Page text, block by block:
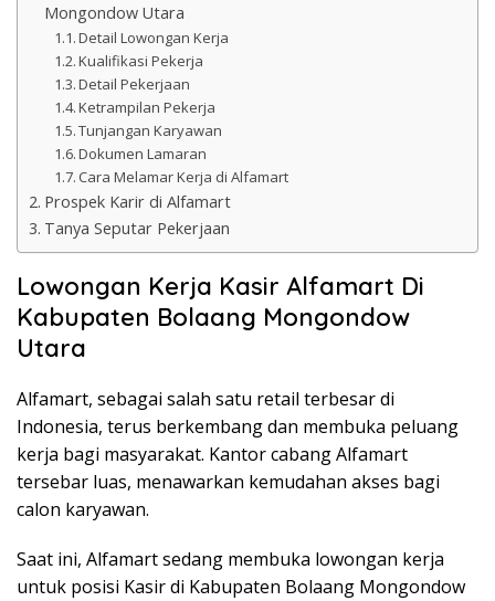
Mongondow Utara
Detail Lowongan Kerja
Kualifikasi Pekerja
Detail Pekerjaan
Ketrampilan Pekerja
Tunjangan Karyawan
Dokumen Lamaran
Cara Melamar Kerja di Alfamart
Prospek Karir di Alfamart
Tanya Seputar Pekerjaan
Lowongan Kerja Kasir Alfamart Di
Kabupaten Bolaang Mongondow
Utara
Alfamart, sebagai salah satu retail terbesar di
Indonesia, terus berkembang dan membuka peluang
kerja bagi masyarakat. Kantor cabang Alfamart
tersebar luas, menawarkan kemudahan akses bagi
calon karyawan.
Saat ini, Alfamart sedang membuka lowongan kerja
untuk posisi Kasir di Kabupaten Bolaang Mongondow